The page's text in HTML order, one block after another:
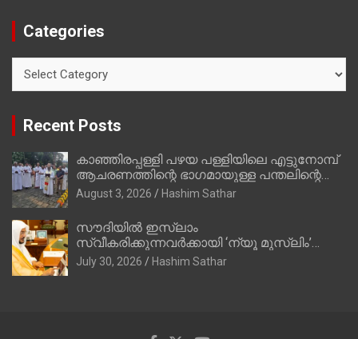
Categories
Recent Posts
കാഞ്ഞിരപ്പള്ളി പഴയ പള്ളിയിലെ എട്ടുനോമ്പ്
ആചരണത്തിന്റെ ഭാഗമായുള്ള പന്തലിന്റെ
കാൽനാട്ട് കർമ്മം ആർച്ച് പ്രീസ്റ്റ് വെരി.
റവ.ഫാ. കുര്യൻ താമരശ്ശേരി നിർവഹിക്കുന്നു.
August 3, 2026 Hashim Sathar
സൗദിയില്‍ ഇസ്‌ലാം
സ്വീകരിക്കുന്നവര്‍ക്കായി ‘ന്യൂ മുസ്ലിം’
ഡിജിറ്റല്‍ കാര്‍ഡ് സേവനം ആരംഭിച്ചു
July 30, 2026 Hashim Sathar